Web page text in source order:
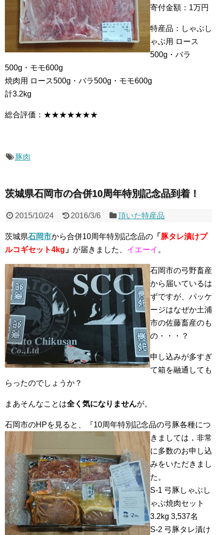
寄付金額：1万円
特産品：しゃぶし
ゃぶ用 ロース
500g・バラ
500g・モモ600g
焼肉用 ロース500g・バラ500g・モモ600g
計3.2kg
総合評価：★★★★★★★
豚肉
茨城県石岡市の合併10周年特別記念品到着！
2015/10/24 2016/3/6 頂いた特産品
茨城県石岡市から合併10周年特別記念品の 「 豚タレ漬けプ
ルコギセット4kg 」 が届きました、 イエーイ 。
石岡市の弓野畜産
から届いているは
ずですが、パッケ
ージはなぜか土浦
市の佐藤畜産のも
の・・・？
申し込みが多すぎ
て箱を融通しても
らったのでしょうか？
まあそんなことは全く気になりませんが。
石岡市のHPを見ると、『10周年特別記念品の弓豚各種につ
きましては，非常
に多数のお申し込
みをいただきまし
た。
S-1 弓豚しゃぶし
ゃぶ焼肉セット
3.2kg 3,537名
S-2 弓豚タレ漬け